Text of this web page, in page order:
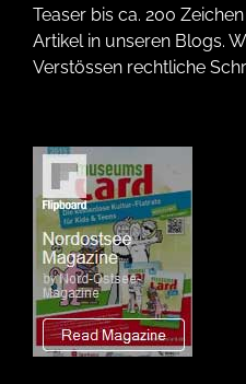
Teaser bis ca. 200
Artikel in unseren Blogs.
Verstössen rechtliche